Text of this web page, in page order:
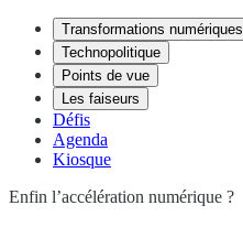
Transformations numériques
Technopolitique
Points de vue
Les faiseurs
Défis
Agenda
Kiosque
Enfin l’accélération numérique ?